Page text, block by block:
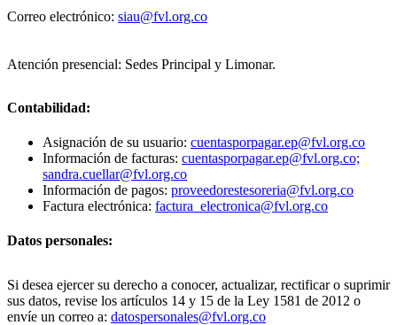
Correo electrónico: siau@fvl.org.co
Atención presencial: Sedes Principal y Limonar.
Contabilidad:
Asignación de su usuario: cuentasporpagar.ep@fvl.org.co
Información de facturas: cuentasporpagar.ep@fvl.org.co;
sandra.cuellar@fvl.org.co
Información de pagos: proveedorestesoreria@fvl.org.co
Factura electrónica: factura_electronica@fvl.org.co
Datos personales:
Si desea ejercer su derecho a conocer, actualizar, rectificar o suprimir
sus datos, revise los artículos 14 y 15 de la Ley 1581 de 2012 o
envíe un correo a: datospersonales@fvl.org.co